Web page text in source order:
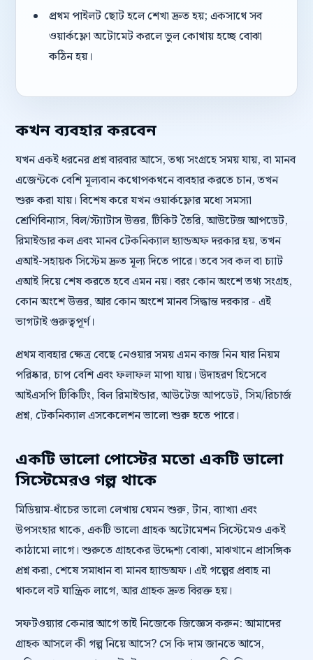
প্রথম পাইলট ছোট হলে শেখা দ্রুত হয়; একসাথে সব
ওয়ার্কফ্লো অটোমেট করলে ভুল কোথায় হচ্ছে বোঝা
কঠিন হয়।
কখন ব্যবহার করবেন
যখন একই ধরনের প্রশ্ন বারবার আসে, তথ্য সংগ্রহে সময় যায়, বা মানব
এজেন্টকে বেশি মূল্যবান কথোপকথনে ব্যবহার করতে চান, তখন
শুরু করা যায়। বিশেষ করে যখন ওয়ার্কফ্লোর মধ্যে সমস্যা
শ্রেণিবিন্যাস, বিল/স্ট্যাটাস উত্তর, টিকিট তৈরি, আউটেজ আপডেট,
রিমাইন্ডার কল এবং মানব টেকনিক্যাল হ্যান্ডঅফ দরকার হয়, তখন
এআই-সহায়ক সিস্টেম দ্রুত মূল্য দিতে পারে। তবে সব কল বা চ্যাট
এআই দিয়ে শেষ করতে হবে এমন নয়। বরং কোন অংশে তথ্য সংগ্রহ,
কোন অংশে উত্তর, আর কোন অংশে মানব সিদ্ধান্ত দরকার - এই
ভাগটাই গুরুত্বপূর্ণ।
প্রথম ব্যবহার ক্ষেত্র বেছে নেওয়ার সময় এমন কাজ নিন যার নিয়ম
পরিষ্কার, চাপ বেশি এবং ফলাফল মাপা যায়। উদাহরণ হিসেবে
আইএসপি টিকিটিং, বিল রিমাইন্ডার, আউটেজ আপডেট, সিম/রিচার্জ
প্রশ্ন, টেকনিক্যাল এসকেলেশন ভালো শুরু হতে পারে।
একটি ভালো পোস্টের মতো একটি ভালো
সিস্টেমেরও গল্প থাকে
মিডিয়াম-ধাঁচের ভালো লেখায় যেমন শুরু, টান, ব্যাখ্যা এবং
উপসংহার থাকে, একটি ভালো গ্রাহক অটোমেশন সিস্টেমেও একই
কাঠামো লাগে। শুরুতে গ্রাহকের উদ্দেশ্য বোঝা, মাঝখানে প্রাসঙ্গিক
প্রশ্ন করা, শেষে সমাধান বা মানব হ্যান্ডঅফ। এই গল্পের প্রবাহ না
থাকলে বট যান্ত্রিক লাগে, আর গ্রাহক দ্রুত বিরক্ত হয়।
সফটওয়্যার কেনার আগে তাই নিজেকে জিজ্ঞেস করুন: আমাদের
গ্রাহক আসলে কী গল্প নিয়ে আসে? সে কি দাম জানতে আসে,